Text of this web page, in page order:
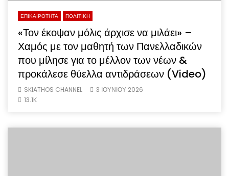
ΕΠΙΚΑΙΡΟΤΗΤΑ ΠΟΛΙΤΙΚΗ
«Τον έκοψαν μόλις άρχισε να μιλάει» –
Χαμός με τον μαθητή των Πανελλαδικών
που μίλησε για το μέλλον των νέων &
προκάλεσε θύελλα αντιδράσεων (Video)
SKIATHOS CHANNEL
3 ΙΟΥΝΊΟΥ 2026
13.1K